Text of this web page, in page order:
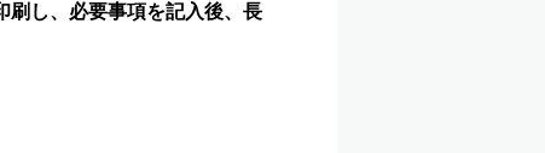
刷し、必要事項を記入後、長